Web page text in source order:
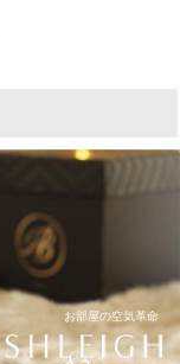
お部屋の空気革命